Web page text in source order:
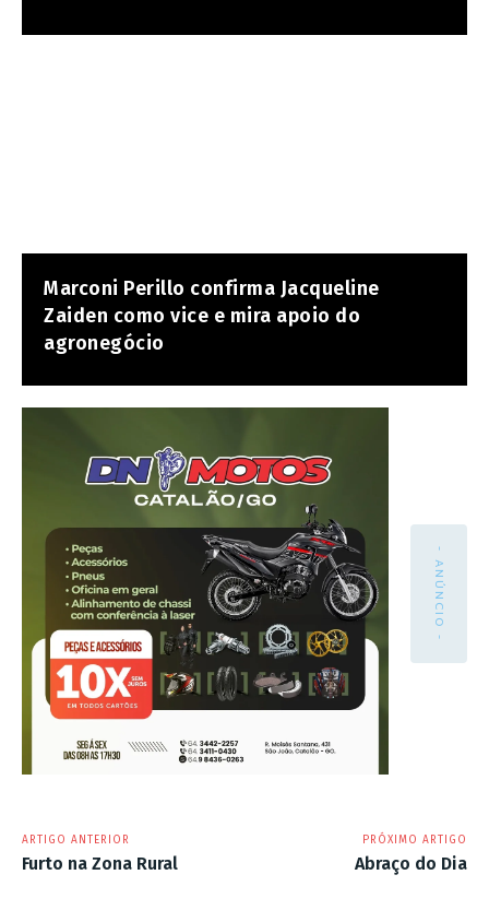
Marconi Perillo confirma Jacqueline
Zaiden como vice e mira apoio do
agronegócio
- ANÚNCIO -
ARTIGO ANTERIOR
Furto na Zona Rural
PRÓXIMO ARTIGO
Abraço do Dia